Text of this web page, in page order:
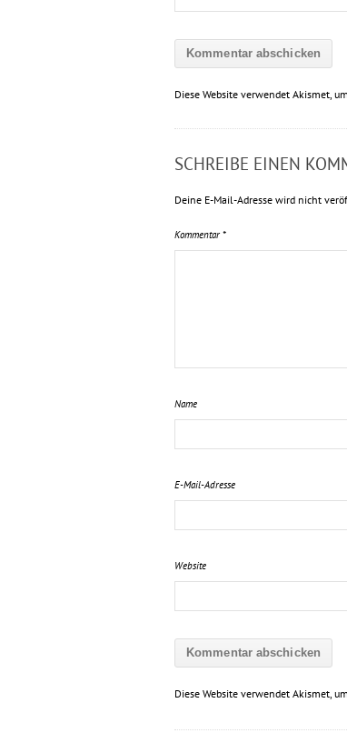
Diese Website verwendet Akismet,
SCHREIBE EINEN
Deine E-Mail-Adresse wird nicht
Kommentar *
Name
E-Mail-Adresse
Website
Diese Website verwendet Akismet,